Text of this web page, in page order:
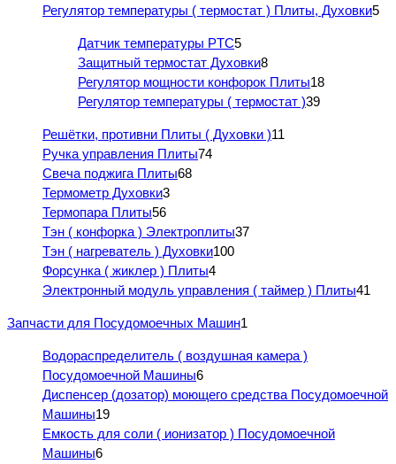
Регулятор температуры ( термостат ) Плиты, Духовки5
Датчик температуры PTC5
Защитный термостат Духовки8
Регулятор мощности конфорок Плиты18
Регулятор температуры ( термостат )39
Решётки, противни Плиты ( Духовки )11
Ручка управления Плиты74
Свеча поджига Плиты68
Термометр Духовки3
Термопара Плиты56
Тэн ( конфорка ) Электроплиты37
Тэн ( нагреватель ) Духовки100
Форсунка ( жиклер ) Плиты4
Электронный модуль управления ( таймер ) Плиты41
Запчасти для Посудомоечных Машин1
Водораспределитель ( воздушная камера )
Посудомоечной Машины6
Диспенсер (дозатор) моющего средства Посудомоечной
Машины19
Емкость для соли ( ионизатор ) Посудомоечной
Машины6